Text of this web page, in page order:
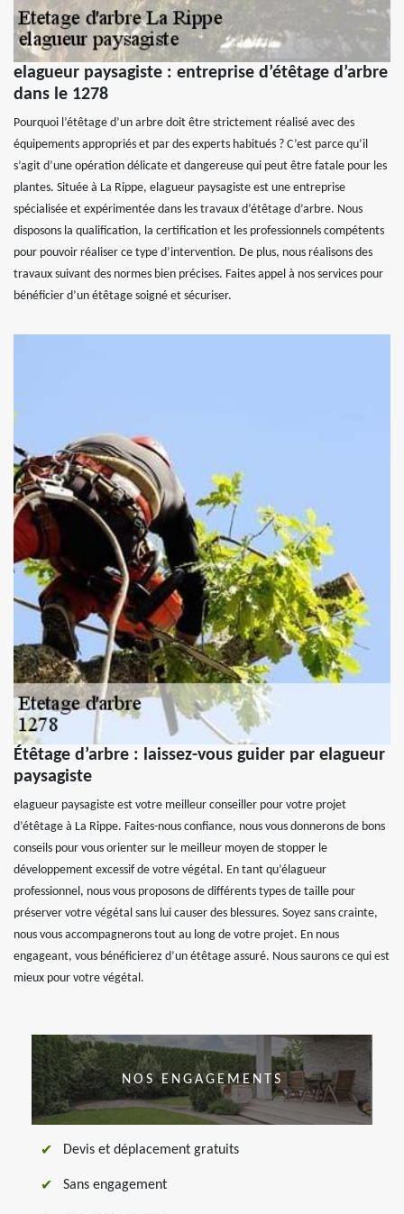
elagueur paysagiste : entreprise d’étêtage d’arbre
dans le 1278
Pourquoi l’étêtage d’un arbre doit être strictement réalisé avec des
équipements appropriés et par des experts habitués ? C’est parce qu’il
s’agit d’une opération délicate et dangereuse qui peut être fatale pour les
plantes. Située à La Rippe, elagueur paysagiste est une entreprise
spécialisée et expérimentée dans les travaux d’étêtage d’arbre. Nous
disposons la qualification, la certification et les professionnels compétents
pour pouvoir réaliser ce type d’intervention. De plus, nous réalisons des
travaux suivant des normes bien précises. Faites appel à nos services pour
bénéficier d’un étêtage soigné et sécuriser.
Étêtage d’arbre : laissez-vous guider par elagueur
paysagiste
elagueur paysagiste est votre meilleur conseiller pour votre projet
d’étêtage à La Rippe. Faites-nous confiance, nous vous donnerons de bons
conseils pour vous orienter sur le meilleur moyen de stopper le
développement excessif de votre végétal. En tant qu’élagueur
professionnel, nous vous proposons de différents types de taille pour
préserver votre végétal sans lui causer des blessures. Soyez sans crainte,
nous vous accompagnerons tout au long de votre projet. En nous
engageant, vous bénéficierez d’un étêtage assuré. Nous saurons ce qui est
mieux pour votre végétal.
NOS ENGAGEMENTS
Devis et déplacement gratuits
Sans engagement